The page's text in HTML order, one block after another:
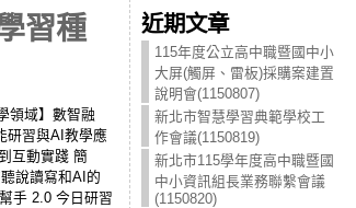
習種
領域】數智融
研習與AI教學應
互動實踐 簡
說讀寫和AI的
手 2.0 今日研習
近期文章
115年度公立高中職暨國中小
大屏(觸屏、雷板)採購案建置
說明會(1150807)
新北市智慧學習典範學校工
作會議(1150819)
新北市115學年度高中職暨國
中小資訊組長業務聯繫會議
(1150820)